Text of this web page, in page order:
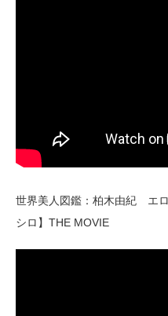
世界美人図鑑：柏木由紀 エ
シロ】THE MOVIE